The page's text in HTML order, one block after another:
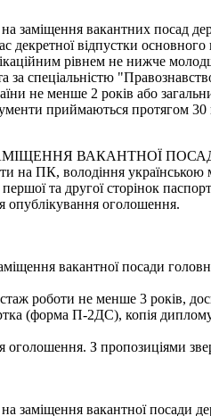
заміщення вакантних посад
декретної відпустки
рівнем не нижче
спеціальністю
не менше 2 років або
приймаються протягом 30
ВАКАНТНОЇ
на ПК, володіння
та другої сторінок
опублікування оголошення.
вакантної посади
роботи не менше 3 років,
(форма П-2ДС), копія
З пропозиціями
заміщення вакантної посади